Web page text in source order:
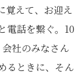
えて、お迎え
電話を繋ぐ。10
社のみなさん
るときに、そん